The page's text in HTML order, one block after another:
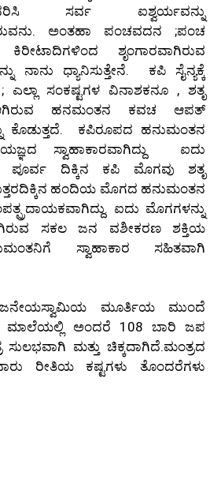
ಸರ್ವ ಐಶ್ವರ್ಯವನ್ನು
ಅಂತಹಾ ಪಂಚವದನ ;ಪಂಚ
ಶೃಂಗಾರವಾಗಿರುವ
ನಾನು ಧ್ಯಾನಿಸುತ್ತೇನೆ. ಕಪಿ ಸೈನ್ಯಕ್ಕೆ
ಸಂಕಷ್ಟಗಳ ವಿನಾಶಕನೂ , ಶತೃ
ಆಗಿರುವ ಹನಮಂತನ ಕವಚ ಆಪತ್
ಕೊಡುತ್ತದೆ. ಕಪಿರೂಪದ ಹನುಮಂತನ
ಸ್ವಾಹಾಕಾರವಾಗಿದ್ದು ಐದು
ಪೂರ್ವ ದಿಕ್ಕಿನ ಕಪಿ ಮೊಗವು ಶತೃ
ಹಂದಿಯ ಮೊಗದ ಹನುಮಂತನ
ಐದು ಮೊಗಗಳನ್ನು
ಸಕಲ ಜನ ವಶೀಕರಣ ಶಕ್ತಿಯ
ಸ್ವಾಹಾಕಾರ ಸಹಿತವಾಗಿ
ಮೂರ್ತಿಯ ಮುಂದೆ
ಮಾಲೆಯಲ್ಲಿ ಅಂದರೆ 108 ಬಾರಿ ಜಪ
ಮತ್ತು ಚಿಕ್ಕದಾಗಿದೆ.ಮಂತ್ರದ
ರೀತಿಯ ಕಷ್ಟಗಳು ತೊಂದರೆಗಳು